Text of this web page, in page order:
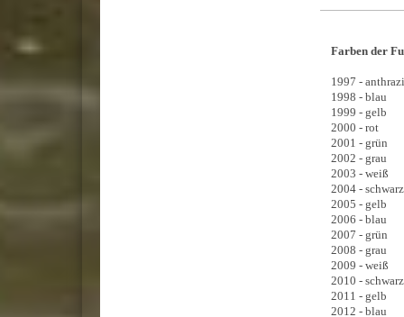
Farben der
1997 -
1998 - blau
1999 - gelb
2000 - rot
2001 - grün
2002 - grau
2003 - weiß
2004 - schwarz
2005 - gelb
2006 - blau
2007 - grün
2008 - grau
2009 - weiß
2010 - schwarz
2011 - gelb
2012 - blau